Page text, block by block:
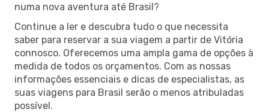
numa nova aventura até Brasil?
Continue a ler e descubra tudo o que necessita
saber para reservar a sua viagem a partir de Vitória
connosco. Oferecemos uma ampla gama de opções à
medida de todos os orçamentos. Com as nossas
informações essenciais e dicas de especialistas, as
suas viagens para Brasil serão o menos atribuladas
possível.